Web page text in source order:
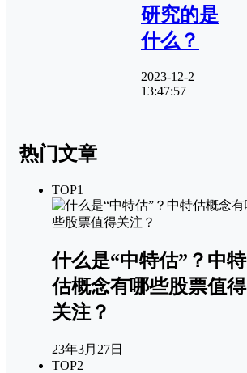
研究的是
什么？
2023-12-2
13:47:57
热门文章
TOP1
什么是“中特估”？中特
估概念有哪些股票值得
关注？
23年3月27日
TOP2